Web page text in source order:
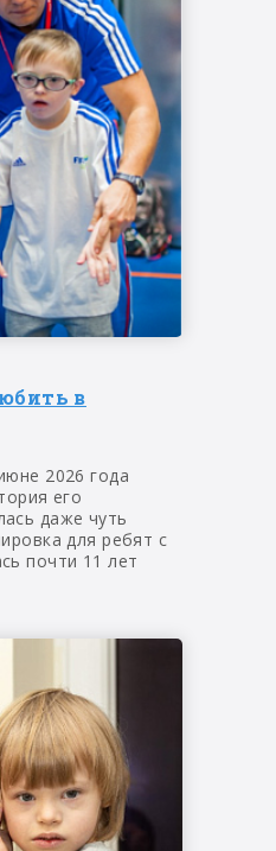
в
2026 года
его
даже чуть
для ребят с
почти 11 лет